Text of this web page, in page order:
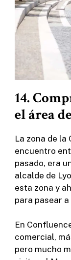
14.
el área
La zona de la
encuentro
pasado, era
alcalde de
esta zona y
para pasear
En
comercial,
pero mucho